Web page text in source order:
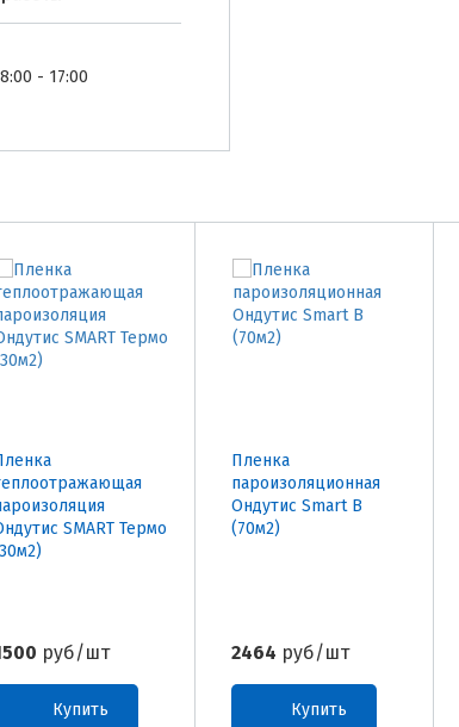
- 17:00
SMART Термо
руб/шт
Купить
Пленка
пароизоляционная
Ондутис Smart B
(70м2)
2464 руб/шт
Купить